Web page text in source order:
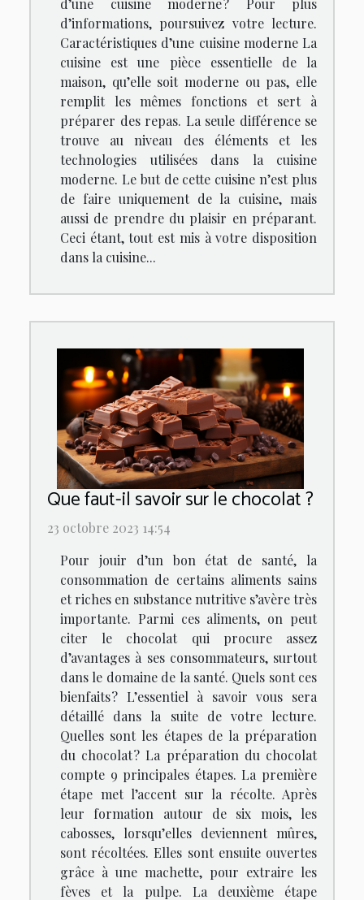
d’une cuisine moderne ? Pour plus
d’informations, poursuivez votre lecture.
Caractéristiques d’une cuisine moderne La
cuisine est une pièce essentielle de la
maison, qu’elle soit moderne ou pas, elle
remplit les mêmes fonctions et sert à
préparer des repas. La seule différence se
trouve au niveau des éléments et les
technologies utilisées dans la cuisine
moderne. Le but de cette cuisine n’est plus
de faire uniquement de la cuisine, mais
aussi de prendre du plaisir en préparant.
Ceci étant, tout est mis à votre disposition
dans la cuisine...
Que faut-il savoir sur le chocolat ?
23 octobre 2023 14:54
Pour jouir d’un bon état de santé, la
consommation de certains aliments sains
et riches en substance nutritive s’avère très
importante. Parmi ces aliments, on peut
citer le chocolat qui procure assez
d’avantages à ses consommateurs, surtout
dans le domaine de la santé. Quels sont ces
bienfaits ? L’essentiel à savoir vous sera
détaillé dans la suite de votre lecture.
Quelles sont les étapes de la préparation
du chocolat ? La préparation du chocolat
compte 9 principales étapes. La première
étape met l’accent sur la récolte. Après
leur formation autour de six mois, les
cabosses, lorsqu’elles deviennent mûres,
sont récoltées. Elles sont ensuite ouvertes
grâce à une machette, pour extraire les
fèves et la pulpe. La deuxième étape